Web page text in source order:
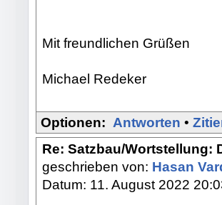
Mit freundlichen Grüßen
Michael Redeker
Optionen: Antworten •
Re: Satzbau/Wortstellung:
geschrieben von: Hasan
Datum: 11. August 2022